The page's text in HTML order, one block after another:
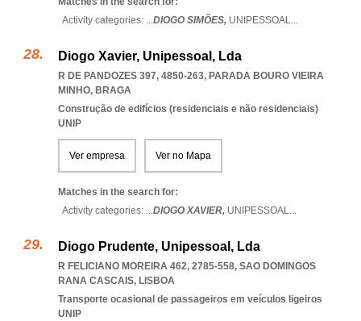
Activity categories: ...DIOGO SIMÕES, UNIPESSOAL...
Diogo Xavier, Unipessoal, Lda
R DE PANDOZES 397, 4850-263, PARADA BOURO VIEIRA
MINHO, BRAGA
Construção de edifícios (residenciais e não residenciais)
UNIP
Ver empresa Ver no Mapa
Matches in the search for:
Activity categories: ...DIOGO XAVIER, UNIPESSOAL...
Diogo Prudente, Unipessoal, Lda
R FELICIANO MOREIRA 462, 2785-558, SAO DOMINGOS
RANA CASCAIS, LISBOA
Transporte ocasional de passageiros em veículos ligeiros
UNIP